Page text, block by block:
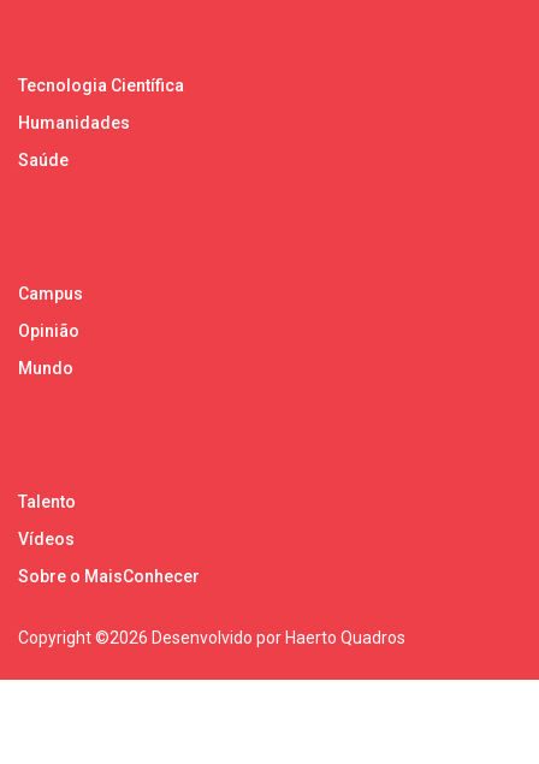
Tecnologia Científica
Humanidades
Saúde
Campus
Opinião
Mundo
Talento
Vídeos
Sobre o MaisConhecer
Copyright ©2026 Desenvolvido por Haerto Quadros